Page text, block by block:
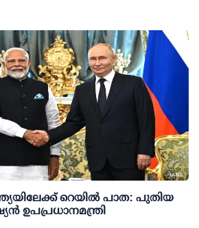
റെയില്‍ പാത: പുതിയ
ഉപപ്രധാനമന്ത്രി